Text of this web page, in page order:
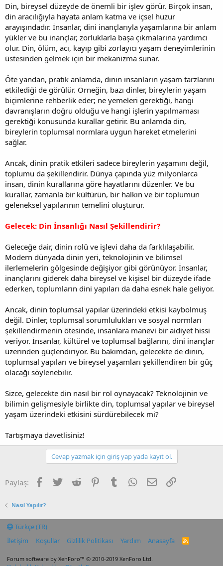
Din, bireysel düzeyde de önemli bir işlev görür. Birçok insan,
din aracılığıyla hayata anlam katma ve içsel huzur
arayışındadır. İnsanlar, dini inançlarıyla yaşamlarına bir anlam
yükler ve bu inançlar, zorluklarla başa çıkmalarına yardımcı
olur. Din, ölüm, acı, kayıp gibi zorlayıcı yaşam deneyimlerinin
üstesinden gelmek için bir mekanizma sunar.
Öte yandan, pratik anlamda, dinin insanların yaşam tarzlarını
etkilediği de görülür. Örneğin, bazı dinler, bireylerin yaşam
biçimlerine rehberlik eder; ne yemeleri gerektiği, hangi
davranışların doğru olduğu ve hangi işlerin yapılmaması
gerektiği konusunda kurallar getirir. Bu anlamda din,
bireylerin toplumsal normlara uygun hareket etmelerini
sağlar.
Ancak, dinin pratik etkileri sadece bireylerin yaşamını değil,
toplumu da şekillendirir. Dünya çapında yüz milyonlarca
insan, dinin kurallarına göre hayatlarını düzenler. Ve bu
kurallar, zamanla bir kültürün, bir halkın ve bir toplumun
geleneksel yapılarının temelini oluşturur.
Gelecek: Din İnsanlığı Nasıl Şekillendirir?
Geleceğe dair, dinin rolü ve işlevi daha da farklılaşabilir.
Modern dünyada dinin yeri, teknolojinin ve bilimsel
ilerlemelerin gölgesinde değişiyor gibi görünüyor. İnsanlar,
inançlarını giderek daha bireysel ve kişisel bir düzeyde ifade
ederken, toplumların dini yapıları da daha esnek hale geliyor.
Ancak, dinin toplumsal yapılar üzerindeki etkisi kaybolmuş
değil. Dinler, toplumsal sorumlulukları ve sosyal normları
şekillendirmenin ötesinde, insanlara manevi bir aidiyet hissi
veriyor. İnsanlar, kültürel ve toplumsal bağlarını, dini inançlar
üzerinden güçlendiriyor. Bu bakımdan, gelecekte de dinin,
toplumsal yapıları ve bireysel yaşamları şekillendiren bir güç
olacağı söylenebilir.
Sizce, gelecekte din nasıl bir rol oynayacak? Teknolojinin ve
bilimin gelişmesiyle birlikte din, toplumsal yapılar ve bireysel
yaşam üzerindeki etkisini sürdürebilecek mi?
Tartışmaya davetlisiniz!
Cevap yazmak için giriş yap yada kayıt ol.
Paylaş: Facebook
TwitterReddit PinterestTumblrWhatsApp
E-postaLink
Nasıl Yapılır?
Türkçe (TR)
İletişim
Koşullar Gizlilik Politikası Yardım Anasayfa
R
Forum software by XenForo™ © 2010-2019 XenForo Ltd.